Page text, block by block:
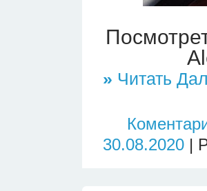
» Читать
30.08.2020 |